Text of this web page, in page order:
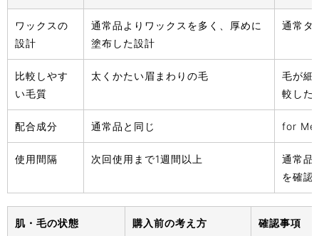
ワックスの
設計
通常品よりワックスを多く、厚めに
塗布した設計
通常タ
比較しやす
い毛質
太くかたい眉まわりの毛
毛が細
較した
配合成分 通常品と同じ for
使用間隔 次回使用まで1週間以上
通常品
を確認
肌・毛の状態 購入前の考え方 確認事項